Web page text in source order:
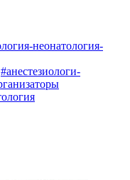
неонатология-
#анестезиологи-